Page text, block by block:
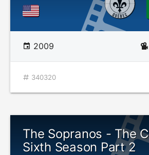
2009
340320
The Sopranos - The
Sixth Season Part 2